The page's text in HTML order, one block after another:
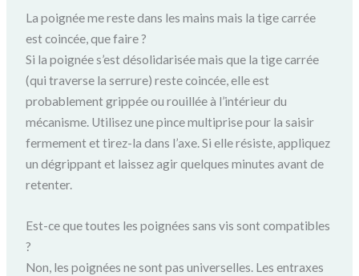
La poignée me reste dans les mains mais la tige carrée
est coincée, que faire ?
Si la poignée s’est désolidarisée mais que la tige carrée
(qui traverse la serrure) reste coincée, elle est
probablement grippée ou rouillée à l’intérieur du
mécanisme. Utilisez une pince multiprise pour la saisir
fermement et tirez-la dans l’axe. Si elle résiste, appliquez
un dégrippant et laissez agir quelques minutes avant de
retenter.
Est-ce que toutes les poignées sans vis sont compatibles
?
Non, les poignées ne sont pas universelles. Les entraxes